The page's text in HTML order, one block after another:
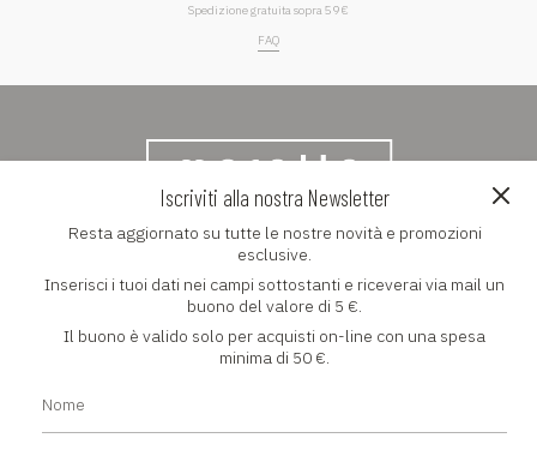
Iscriviti alla nostra Newsletter
Resta aggiornato su tutte le nostre novità e promozioni
esclusive.
Inserisci i tuoi dati nei campi sottostanti e riceverai via mail un
buono del valore di 5 €.
Il buono è valido solo per acquisti on-line con una spesa
minima di 50 €.
Spedizione gratuita sopra 59 €
FAQ
NEWSLETTER
Resta aggiornato su tutte le nostre novità e promozioni